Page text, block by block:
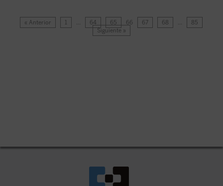
« Anterior 1 … 64 65 66 67 68 …
85
Siguiente »